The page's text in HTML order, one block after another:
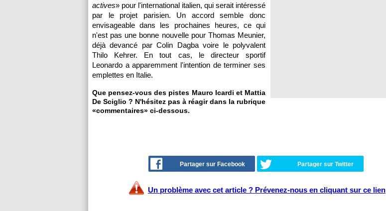
actives» pour l'international italien, qui serait intéressé
par le projet parisien. Un accord semble donc
envisageable dans les prochaines heures, ce qui
n'est pas une bonne nouvelle pour Thomas Meunier,
déjà devancé par Colin Dagba voire le polyvalent
Thilo Kehrer. En tout cas, le directeur sportif
Leonardo a apparemment l'intention de terminer ses
emplettes en Italie.
Que pensez-vous des pistes Mauro Icardi et Mattia
De Sciglio ? N'hésitez pas à réagir dans la rubrique
«commentaires» ci-dessous.
Partager sur Facebook Partager sur Twitter
Un problème avec cet article ? Prévenez-nous en cliquant sur ce lien